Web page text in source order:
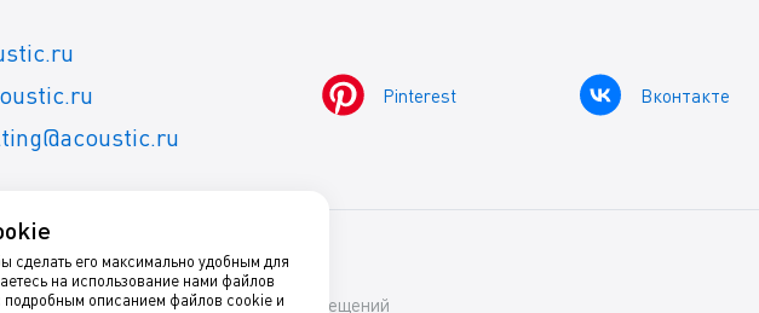
Pinterest Вконтакте
и акустический комфорт помещений
сделать его максимально удобным для
на использование нами файлов
подробным описанием файлов cookie и